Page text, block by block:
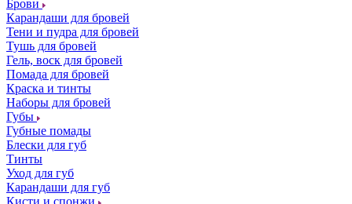
Брови
Карандаши для бровей
Тени и пудра для бровей
Тушь для бровей
Гель, воск для бровей
Помада для бровей
Краска и тинты
Наборы для бровей
Губы
Губные помады
Блески для губ
Тинты
Уход для губ
Карандаши для губ